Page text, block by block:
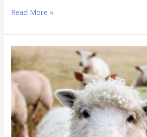
Read More »
Fikih
Kurban
(Definisi,
Hukum,
dan
Ketentuan
Hewan
Kurban)